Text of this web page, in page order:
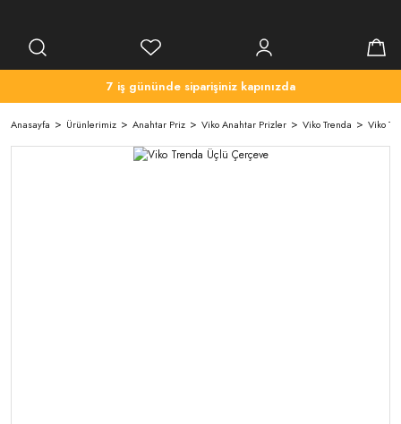
7 iş gününde siparişiniz kapınızda
Anasayfa Ürünlerimiz Anahtar Priz Viko Anahtar Prizler Viko Trenda Viko